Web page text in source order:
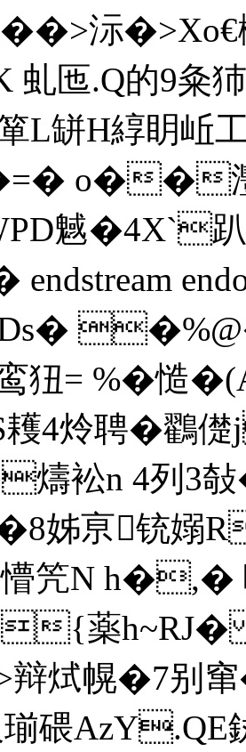
沶�>Xo€檉
虬匜.Q的9粂
L缾H綧眀岴
o��
魊�4X`
endstream
Ds�
狃= %�慥
4炩聘�鸐
衳n 4列3
姊亰铳
笐N
{薬
烒幌�7别窜
碨AzY.QE